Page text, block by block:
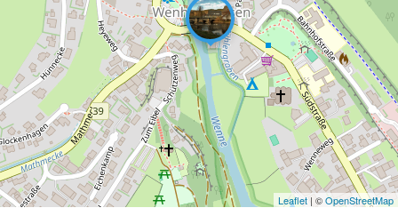
Leaflet | ©OpenStreetMap